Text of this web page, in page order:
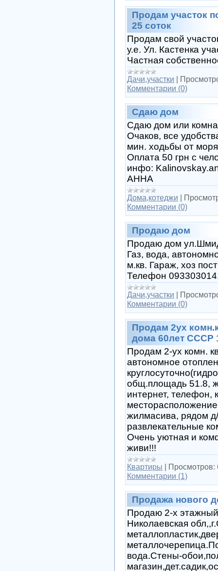
Продам участок
25 соток
Продам свой
у.е. Ул. Кастенка
Частная
Дачи,участки |
Комментарии (0)
Сдаю дом
Сдаю дом или
Очаков, все
мин. ходьбы от
Оплата 50 грн с
инфо:
АННА
Дома,котеджи |
Комментарии (0)
Продаю дом
Продаю дом
Газ, вода,
м.кв. Гараж, хоз
Телефон
Дачи,участки |
Комментарии (0)
Продам 2ух
дома 60лет СССР
Продам 2-ух комн.
автономное
общ.площадь 51.8,
интернет, телефон,
жилмасива, рядом
развлекательные
Очень уютная и
живи!!!
Квартиры | Просмотров:
Комментарии (1)
Продажа нового
Продаю 2-х
Николаевская
вода.Стены-